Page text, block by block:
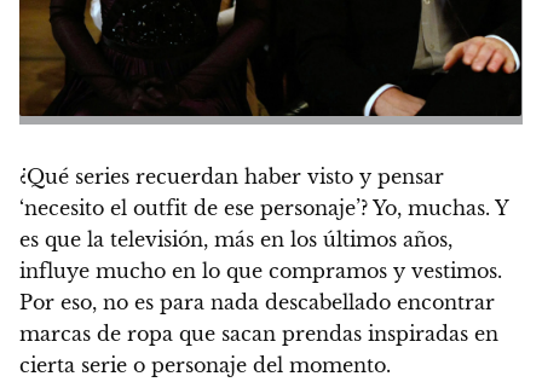
¿Qué series recuerdan haber visto y pensar
‘necesito el outfit de ese personaje’? Yo, muchas. Y
es que la televisión, más en los últimos años,
influye mucho en lo que compramos y vestimos.
Por eso, no es para nada descabellado encontrar
marcas de ropa que sacan prendas inspiradas en
cierta serie o personaje del momento.